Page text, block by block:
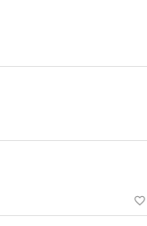
favorite_border